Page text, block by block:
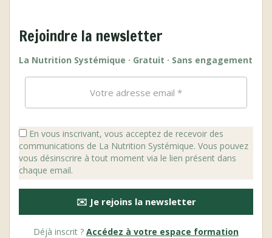
Rejoindre la newsletter
La Nutrition Systémique · Gratuit · Sans engagement
En vous inscrivant, vous acceptez de recevoir des
communications de La Nutrition Systémique. Vous pouvez
vous désinscrire à tout moment via le lien présent dans
chaque email.
✉️ Je rejoins la newsletter
Déjà inscrit ? Accédez à votre espace formation